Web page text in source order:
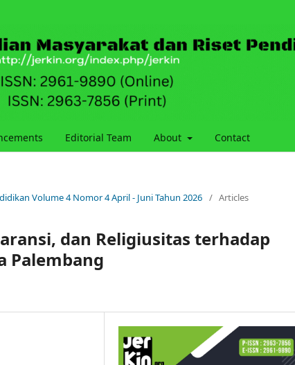
Editorial Team About Contact
Volume 4 Nomor 4 April - Juni Tahun 2026 / Articles
dan Religiusitas terhadap
Palembang